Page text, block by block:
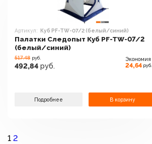
Артикул: Куб PF-TW-07/2 (белый/синий)
Палатки Следопыт Куб PF-TW-07/2
(белый/синий)
517.48 руб.
492,84 руб.
Экономия
24,64 руб.
Подробнее В корзину
1 2